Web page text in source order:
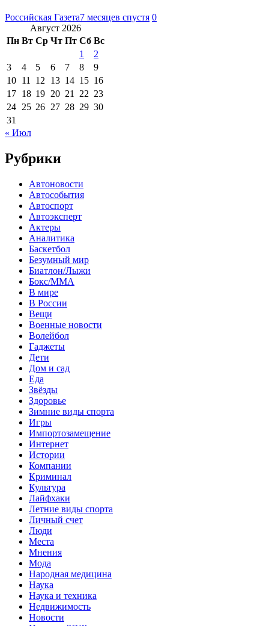
Российская Газета7 месяцев спустя 0
Август 2026
Пн Вт Ср Чт Пт Сб Вс
1
2
3
4 5 6 7 8
9
10 11 12 13 14 15 16
17 18 19 20 21 22 23
24 25 26 27 28 29 30
31
« Июл
Рубрики
Автоновости
Автособытия
Автоспорт
Автоэксперт
Актеры
Аналитика
Баскетбол
Безумный мир
Биатлон/Лыжи
Бокс/MMA
В мире
В России
Вещи
Военные новости
Волейбол
Гаджеты
Дети
Дом и сад
Еда
Звёзды
Здоровье
Зимние виды спорта
Игры
Импортозамещение
Интернет
Истории
Компании
Криминал
Культура
Лайфхаки
Летние виды спорта
Личный счет
Люди
Места
Мнения
Мода
Народная медицина
Наука
Наука и техника
Недвижимость
Новости